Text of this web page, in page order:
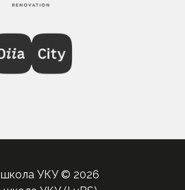
школа УКУ © 2026